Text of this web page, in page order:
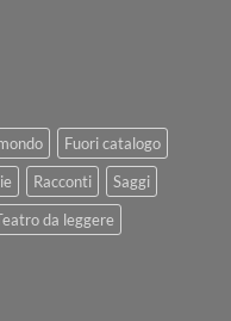
Fuori catalogo
Racconti
Saggi
da leggere